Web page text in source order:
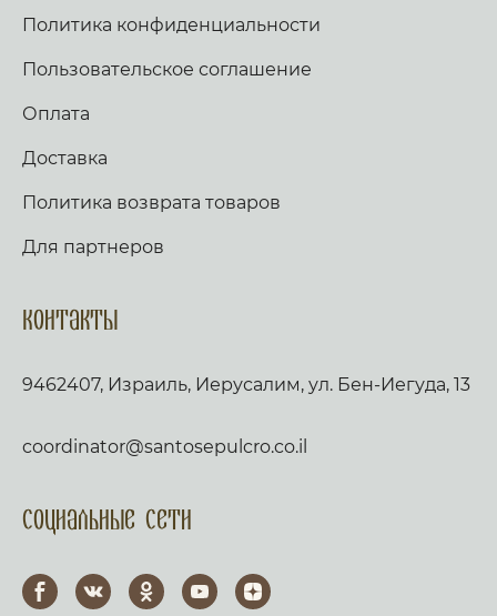
Политика конфиденциальности
Пользовательское соглашение
Оплата
Доставка
Политика возврата товаров
Для партнеров
Контакты
9462407, Израиль, Иерусалим, ул. Бен-Иегуда, 13
coordinator@santosepulcro.co.il
Социальные сети